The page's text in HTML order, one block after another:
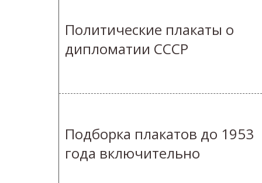
Политические плакаты о
дипломатии СССР
Подборка плакатов до 1953
года включительно